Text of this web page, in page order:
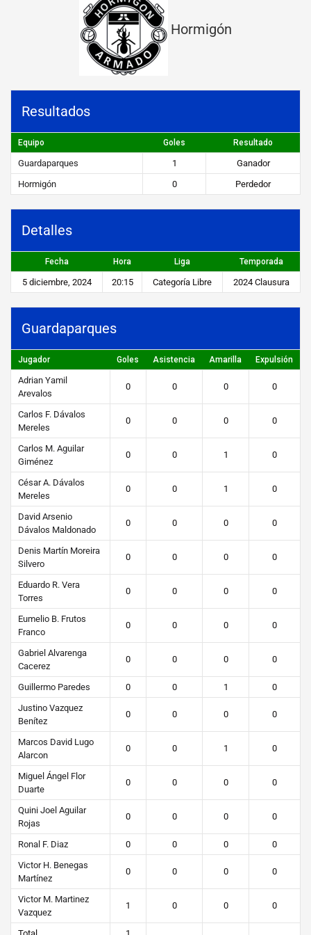
s
v
s
H
m
i
g
n
STEIBI
https://steibi.org.py/wp-
content/uploads/2019/04/STEIBI-
WEB-
2.png
Hormigón
Resultados
Equipo Goles Resultado
Guardaparques 1
Ganador
Hormigón
0 Perdedor
Detalles
Fecha Hora Liga Temporada
5 diciembre, 2024 20:15 Categoría Libre 2024 Clausura
Guardaparques
Jugador Goles Asistencia Amarilla Expulsión
Adrian Yamil
Arevalos
0 0 0 0
Carlos F. Dávalos
Mereles
0 0 0 0
Carlos M. Aguilar
Giménez
0 0 1 0
César A. Dávalos
Mereles
0 0 1 0
David Arsenio
Dávalos Maldonado
0 0 0 0
Denis Martín Moreira
Silvero
0 0 0 0
Eduardo R. Vera
Torres
0 0 0 0
Eumelio B. Frutos
Franco
0 0 0 0
Gabriel Alvarenga
Cacerez
0 0 0 0
Guillermo Paredes 0 0 1
0
Justino Vazquez
Benítez
0 0 0 0
Marcos David Lugo
Alarcon
0 0 1 0
Miguel Ángel Flor
Duarte
0 0 0 0
Quini Joel Aguilar
Rojas
0 0 0 0
Ronal F. Diaz 0 0 0
0
Victor H. Benegas
Martínez
0 0 0 0
Victor M. Martinez
Vazquez
1 0 0 0